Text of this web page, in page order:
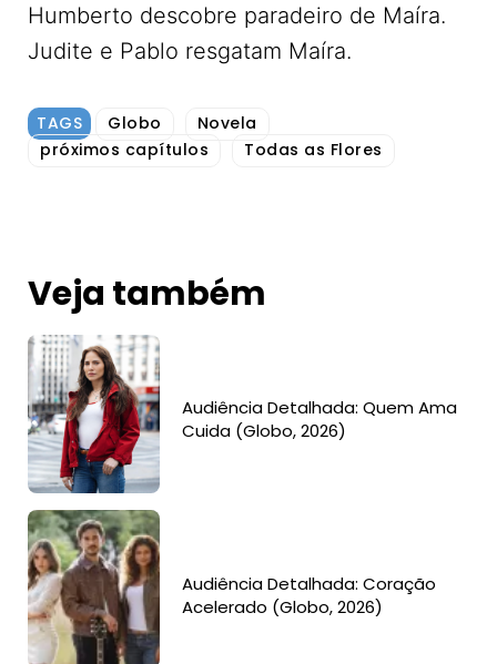
Humberto descobre paradeiro de Maíra.
Judite e Pablo resgatam Maíra.
TAGS Globo
Novela
próximos capítulos
Todas as Flores
Veja também
Audiência Detalhada: Quem Ama
Cuida (Globo, 2026)
Audiência Detalhada: Coração
Acelerado (Globo, 2026)